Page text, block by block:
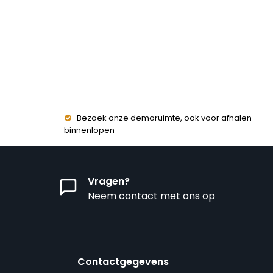
Bezoek onze demoruimte, ook voor afhalen
binnenlopen
Vragen?
Neem contact met ons op
Contactgegevens